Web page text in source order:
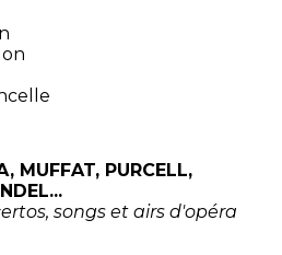
MUFFAT, PURCELL,
songs et airs d'opéra